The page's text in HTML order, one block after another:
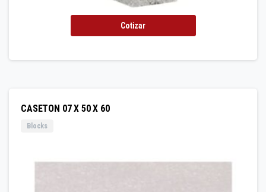
Cotizar
CASETON 07 X 50 X 60
Blocks